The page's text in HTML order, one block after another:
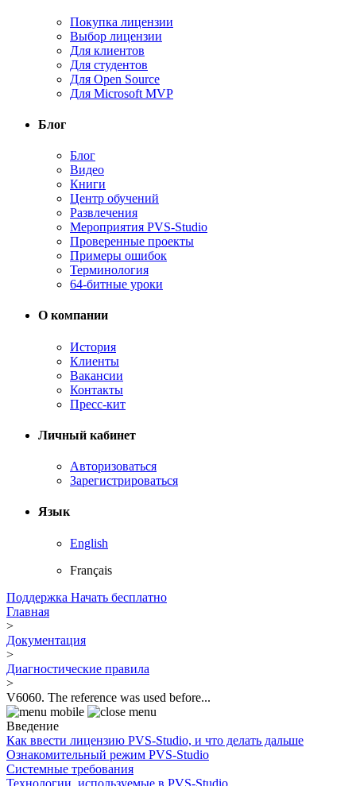
Покупка лицензии
Выбор лицензии
Для клиентов
Для студентов
Для Open Source
Для Microsoft MVP
Блог
Блог
Видео
Книги
Центр обучений
Развлечения
Мероприятия PVS-Studio
Проверенные проекты
Примеры ошибок
Терминология
64-битные уроки
О компании
История
Клиенты
Вакансии
Контакты
Пресс-кит
Личный кабинет
Авторизоваться
Зарегистрироваться
Язык
English
Français
Поддержка Начать бесплатно
Главная
>
Документация
>
Диагностические правила
>
V6060. The reference was used before...
Введение
Как ввести лицензию PVS-Studio, и что делать дальше
Ознакомительный режим PVS-Studio
Системные требования
Технологии, используемые в PVS-Studio